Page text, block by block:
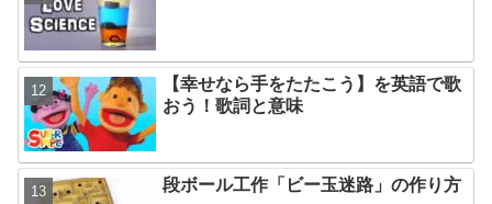
【幸せなら手をたたこう】を英語で歌
おう！歌詞と意味
段ボール工作「ビー玉迷路」の作り方